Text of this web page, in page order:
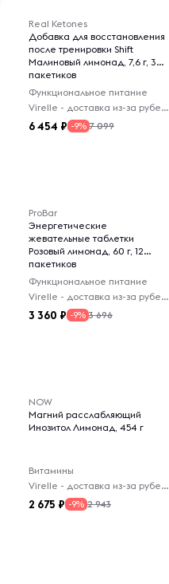
Real Ketones
Добавка для восстановления
после тренировки Shift
Малиновый лимонад, 7,6 г, 30
пакетиков
Функциональное питание
Virelle - доставка из-за рубежа
6 454 -9% 7 099
ProBar
Энергетические
жевательные таблетки
Розовый лимонад, 60 г, 12
пакетиков
Функциональное питание
Virelle - доставка из-за рубежа
3 360 -9% 3 696
NOW
Магний расслабляющий
Инозитол Лимонад, 454 г
Витамины
Virelle - доставка из-за рубежа
2 675 -9% 2 943